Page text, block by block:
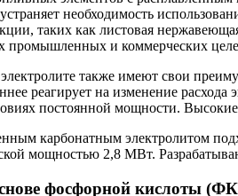
необходимость
таких как листовая
промышленных и коммерческих
также имеют свои
реагирует на изменение
постоянной мощности.
карбонатным электролитом
мощностью 2,8 МВт.
фосфорной кислоты